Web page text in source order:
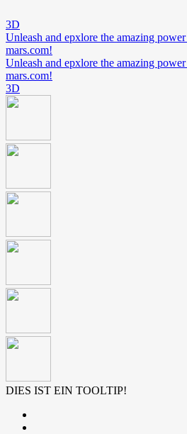
3D
Unleash and epxlore the amazing
mars.com!
Unleash and epxlore the amazing
mars.com!
3D
DIES IST EIN TOOLTIP!